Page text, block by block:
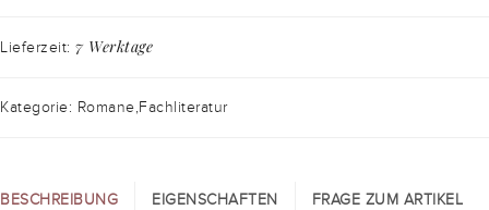
Lieferzeit: 7 Werktage
Kategorie: Romane,Fachliteratur
BESCHREIBUNG EIGENSCHAFTEN FRAGE ZUM ARTIKEL